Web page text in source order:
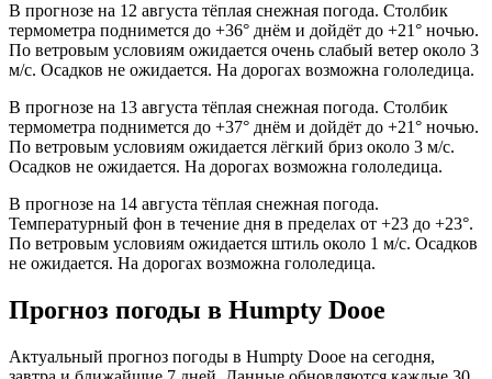
В прогнозе на 12 августа тёплая снежная погода. Столбик
термометра поднимется до +36° днём и дойдёт до +21° ночью.
По ветровым условиям ожидается очень слабый ветер около 3
м/с. Осадков не ожидается. На дорогах возможна гололедица.
В прогнозе на 13 августа тёплая снежная погода. Столбик
термометра поднимется до +37° днём и дойдёт до +21° ночью.
По ветровым условиям ожидается лёгкий бриз около 3 м/с.
Осадков не ожидается. На дорогах возможна гололедица.
В прогнозе на 14 августа тёплая снежная погода.
Температурный фон в течение дня в пределах от +23 до +23°.
По ветровым условиям ожидается штиль около 1 м/с. Осадков
не ожидается. На дорогах возможна гололедица.
Прогноз погоды в Humpty Dooе
Актуальный прогноз погоды в Humpty Dooе на сегодня,